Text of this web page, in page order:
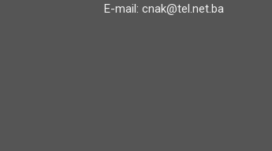
E-mail: cnak@tel.net.ba